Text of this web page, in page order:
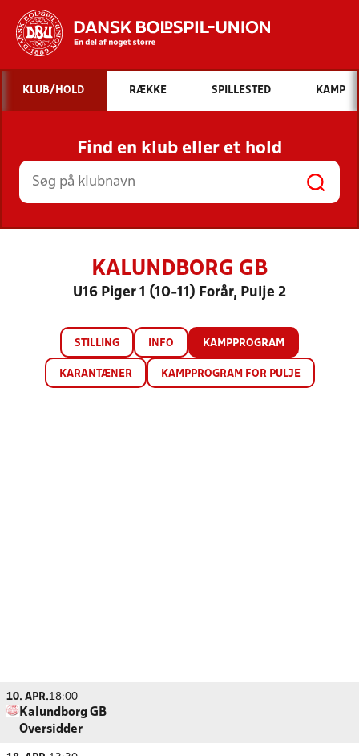
Hvad vil du søge efter?
INDHOLD OG NYHEDER
STILLINGER, RESULTATER, KLUBBER OG
HOLD
KLUB/HOLD RÆKKE SPILLESTED KAMP
Find en klub eller et hold
KALUNDBORG GB
U16 Piger 1 (10-11) Forår, Pulje 2
STILLING INFO KAMPPROGRAM
KARANTÆNER KAMPPROGRAM FOR PULJE
10. APR.18:00
Kalundborg GB
Oversidder